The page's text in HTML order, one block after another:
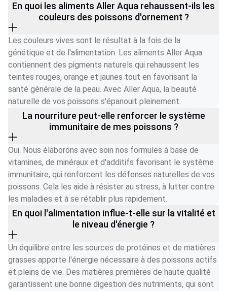
En quoi les aliments Aller Aqua rehaussent-ils les
couleurs des poissons d'ornement ?
Les couleurs vives sont le résultat à la fois de la
génétique et de l'alimentation. Les aliments Aller Aqua
contiennent des pigments naturels qui rehaussent les
teintes rouges, orange et jaunes tout en favorisant la
santé générale de la peau. Avec Aller Aqua, la beauté
naturelle de vos poissons s'épanouit pleinement.
La nourriture peut-elle renforcer le système
immunitaire de mes poissons ?
Oui. Nous élaborons avec soin nos formules à base de
vitamines, de minéraux et d'additifs favorisant le système
immunitaire, qui renforcent les défenses naturelles de vos
poissons. Cela les aide à résister au stress, à lutter contre
les maladies et à se rétablir plus rapidement.
En quoi l'alimentation influe-t-elle sur la vitalité et
le niveau d'énergie ?
Un équilibre entre les sources de protéines et de matières
grasses apporte l'énergie nécessaire à des poissons actifs
et pleins de vie. Des matières premières de haute qualité
garantissent une bonne digestion des nutriments, qui sont